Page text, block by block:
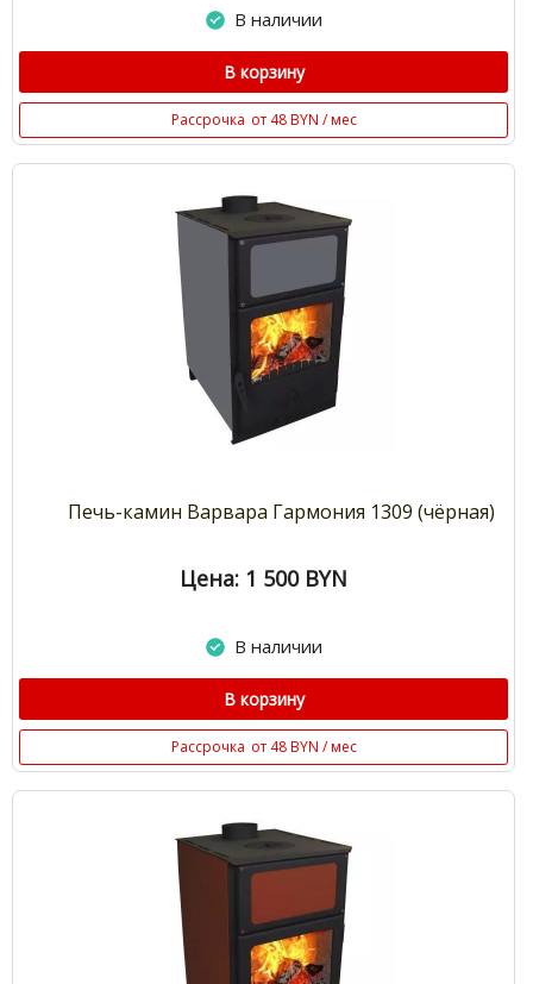
В наличии
В корзину
Рассрочка от 48 BYN / мес
Печь-камин Варвара Гармония 1309 (чёрная)
Цена: 1 500 BYN
В наличии
В корзину
Рассрочка от 48 BYN / мес